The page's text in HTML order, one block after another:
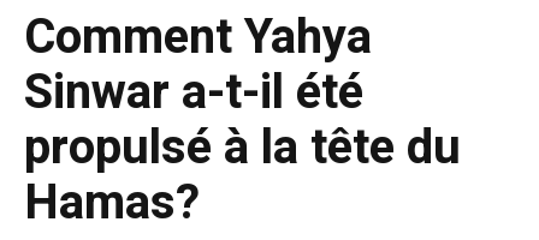
Comment Yahya
Sinwar a-t-il été
propulsé à la tête du
Hamas?